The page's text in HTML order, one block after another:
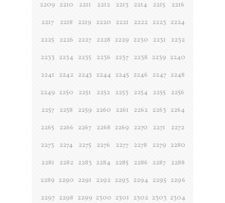
2209 2210 2211 2212 2213 2214 2215
2216
2217
2218 2219 2220 2221 2222 2223 2224
2225
2226 2227 2228 2229 2230 2231
2232
2233 2234 2235 2236 2237 2238 2239 2240
2241
2242 2243 2244 2245 2246 2247 2248
2249 2250 2251 2252 2253 2254 2255
2256
2257
2258 2259 2260 2261 2262 2263 2264
2265
2266 2267 2268 2269 2270 2271
2272
2273
2274 2275 2276 2277 2278 2279 2280
2281
2282 2283 2284 2285 2286 2287
2288
2289 2290 2291 2292 2293 2294 2295 2296
2297 2298 2299 2300 2301 2302 2303 2304